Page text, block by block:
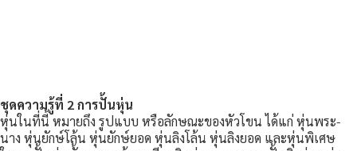
ชุดความรู้ที่ 2 การปั้นหุ่น
หุ่นในที่นี้ หมายถึง รูปแบบ หรือลักษณะของหัวโขน ได้แก่ หุ่นพระ-
นาง หุ่นยักษ์โล้น หุ่นยักษ์ยอด หุ่นลิงโล้น หุ่นลิงยอด และหุ่นพิเศษ